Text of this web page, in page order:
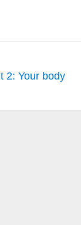
2: Your body